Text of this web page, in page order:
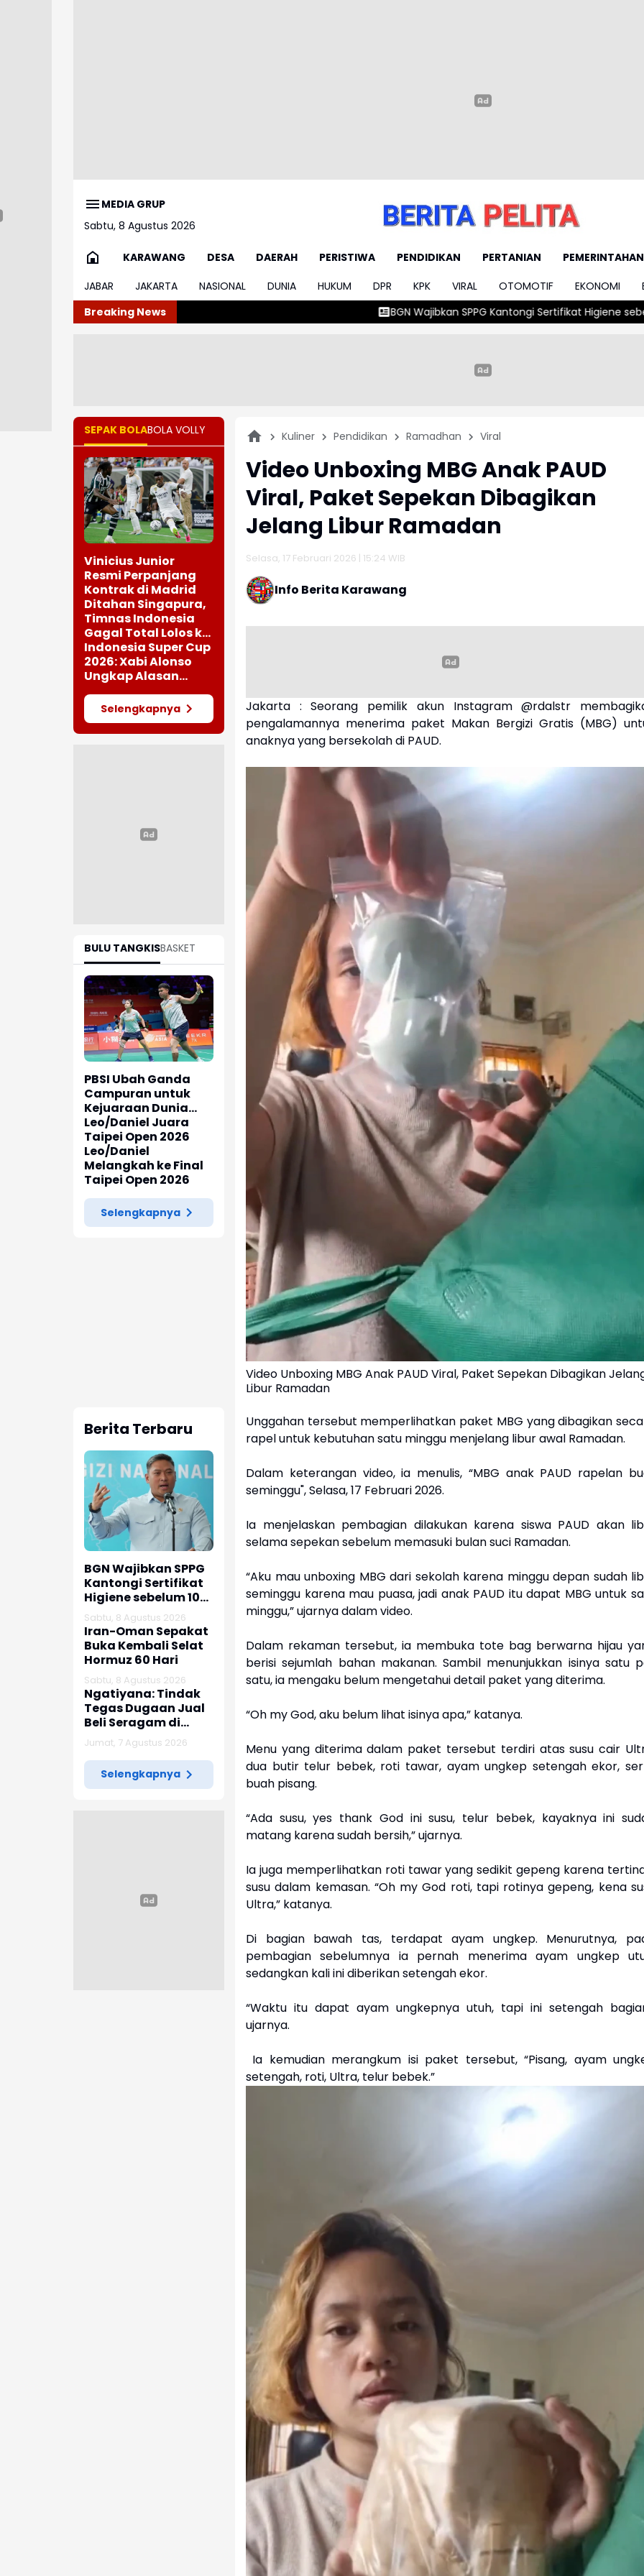
MEDIA GRUP
Sabtu, 8 Agustus 2026
KARAWANG DESA DAERAH PERISTIWA PENDIDIKAN PERTANIAN PEMERINTAHAN
JABAR
JAKARTA NASIONAL DUNIA HUKUM DPR KPK VIRAL OTOMOTIF EKONOMI
Breaking News
BGN Wajibkan SPPG Kantongi Sertifikat Higiene sebelum 10 Agustus Iran-
SEPAK BOLABOLA VOLLY
Vinicius Junior
Resmi Perpanjang
Kontrak di Madrid
Ditahan Singapura,
Timnas Indonesia
Gagal Total Lolos ke
Semifinal AFF 2026
Indonesia Super Cup
2026: Xabi Alonso
Ungkap Alasan
Chelsea Datang ke
Tanah Air
Selengkapnya
BULU TANGKISBASKET
PBSI Ubah Ganda
Campuran untuk
Kejuaraan Dunia
2026
Leo/Daniel Juara
Taipei Open 2026
Leo/Daniel
Melangkah ke Final
Taipei Open 2026
Selengkapnya
Berita Terbaru
BGN Wajibkan SPPG
Kantongi Sertifikat
Higiene sebelum 10
Agustus
Sabtu, 8 Agustus 2026
Iran-Oman Sepakat
Buka Kembali Selat
Hormuz 60 Hari
Sabtu, 8 Agustus 2026
Ngatiyana: Tindak
Tegas Dugaan Jual
Beli Seragam di
Sekolah Cimahi
Jumat, 7 Agustus 2026
Selengkapnya
Kuliner Pendidikan Ramadhan Viral
Video Unboxing MBG Anak PAUD
Viral, Paket Sepekan Dibagikan
Jelang Libur Ramadan
Selasa, 17 Februari 2026 | 15:24 WIB
Info Berita Karawang
Jakarta :Seorang pemilik akun Instagram @rdalstr
pengalamannya menerima paket Makan Bergizi Gratis (MBG)
anaknya yang bersekolah di PAUD.
Video Unboxing MBG Anak PAUD Viral, Paket Sepekan Dibagikan
Libur Ramadan
Unggahan tersebut memperlihatkan paket MBG yang dibagikan
rapel untuk kebutuhan satu minggu menjelang libur awal Ramadan.
Dalam keterangan video, ia menulis, “MBG anak PAUD rapelan
seminggu", Selasa, 17 Februari 2026.
Ia menjelaskan pembagian dilakukan karena siswa PAUD akan
selama sepekan sebelum memasuki bulan suci Ramadan.
“Aku mau unboxing MBG dari sekolah karena minggu depan sudah
seminggu karena mau puasa, jadi anak PAUD itu dapat MBG untuk
minggu,” ujarnya dalam video.
Dalam rekaman tersebut, ia membuka tote bag berwarna hijau
berisi sejumlah bahan makanan. Sambil menunjukkan isinya satu
satu, ia mengaku belum mengetahui detail paket yang diterima.
“Oh my God, aku belum lihat isinya apa,” katanya.
Menu yang diterima dalam paket tersebut terdiri atas susu cair
dua butir telur bebek, roti tawar, ayam ungkep setengah ekor,
buah pisang.
“Ada susu, yes thank God ini susu, telur bebek, kayaknya ini
matang karena sudah bersih,” ujarnya.
Ia juga memperlihatkan roti tawar yang sedikit gepeng karena
susu dalam kemasan. “Oh my God roti, tapi rotinya gepeng, kena
Ultra,” katanya.
Di bagian bawah tas, terdapat ayam ungkep. Menurutnya,
pembagian sebelumnya ia pernah menerima ayam ungkep
sedangkan kali ini diberikan setengah ekor.
“Waktu itu dapat ayam ungkepnya utuh, tapi ini setengah
ujarnya.
Ia kemudian merangkum isi paket tersebut, “Pisang, ayam
setengah, roti, Ultra, telur bebek.”